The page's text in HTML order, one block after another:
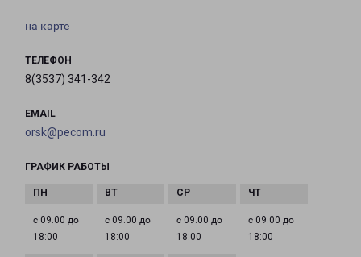
на карте
ТЕЛЕФОН
8(3537) 341-342
EMAIL
orsk@pecom.ru
ГРАФИК РАБОТЫ
с 09:00 до
18:00
с 09:00 до
18:00
с 09:00 до
18:00
с 09:00 до
18:00